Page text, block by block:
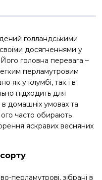
голландськими
досягненнями у
головна перевага –
перламутровим
як у клумбі, так і в
підходить для
домашніх умовах та
часто обирають
яскравих весняних
перламутрові, зібрані в